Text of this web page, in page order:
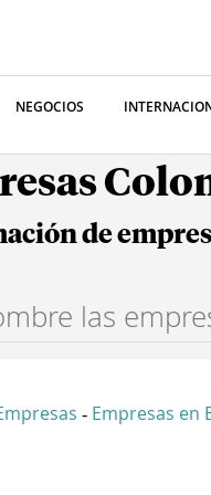
NEGOCIOS
de
- Empresas en